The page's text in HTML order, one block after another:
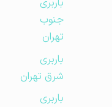
جنوب
تهران
باربری
شرق تهران
باربری